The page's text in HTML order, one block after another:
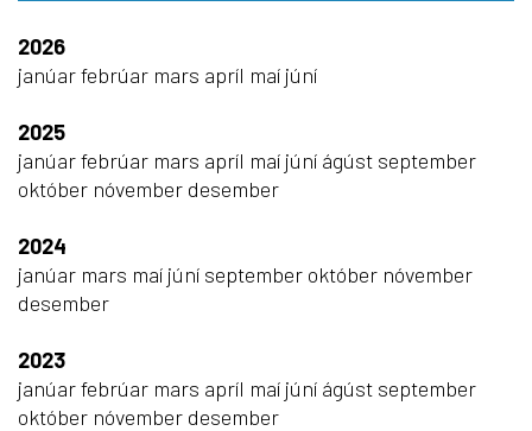
2026
janúarfebrúar mars apríl maí júní
2025
janúarfebrúar mars apríl maí júní ágúst september
október nóvember desember
2024
janúar mars maí júní september október nóvember
desember
2023
janúarfebrúar mars apríl maí júní ágúst september
október nóvember desember